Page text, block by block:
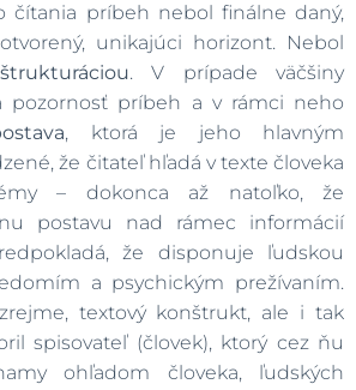
čítania príbeh nebol finálne daný,
unikajúci horizont. Nebol
štrukturáciou. V prípade väčšiny
pozornosť príbeh a v rámci neho
, ktorá je jeho hlavným
že čitateľ hľadá v texte človeka
– dokonca až natoľko, že
postavu nad rámec informácií
že disponuje ľudskou
a psychickým prežívaním.
textový konštrukt, ale i tak
spisovateľ (človek), ktorý cez ňu
ohľadom človeka, ľudských